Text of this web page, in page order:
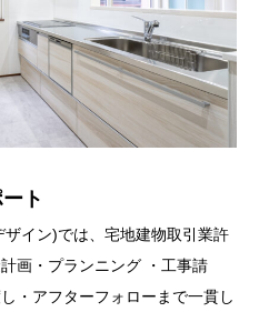
ト
イン)では、宅地建物取引業許
画・プランニング ・工事請
・アフターフォローまで一貫し